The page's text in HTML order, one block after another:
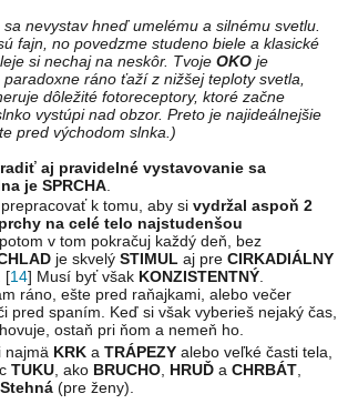
nevystav hneď umelému a silnému svetlu.
fajn, no povedzme studeno biele a klasické
si nechaj na neskôr. Tvoje OKO je
ráno ťaží z nižšej teploty svetla,
dôležité fotoreceptory, ktoré začne
vystúpi nad obzor. Preto je najideálnejšie
pred východom slnka.)
aj pravidelné vystavovanie sa
je SPRCHA
k tomu, aby si vydržal aspoň 2
na celé telo najstudenšou
v tom pokračuj každý deň, bez
je skvelý STIMUL aj pre CIRKADIÁLNY
[14] Musí byť však KONZISTENTNÝ.
ráno, ešte pred raňajkami, alebo večer
pred spaním. Keď si však vyberieš nejaký čas,
ostaň pri ňom a nemeň ho.
najmä KRKa TRÁPEZYalebo veľké časti tela,
TUKU, ako BRUCHO, HRUĎa CHRBÁT,
Stehná(pre ženy).